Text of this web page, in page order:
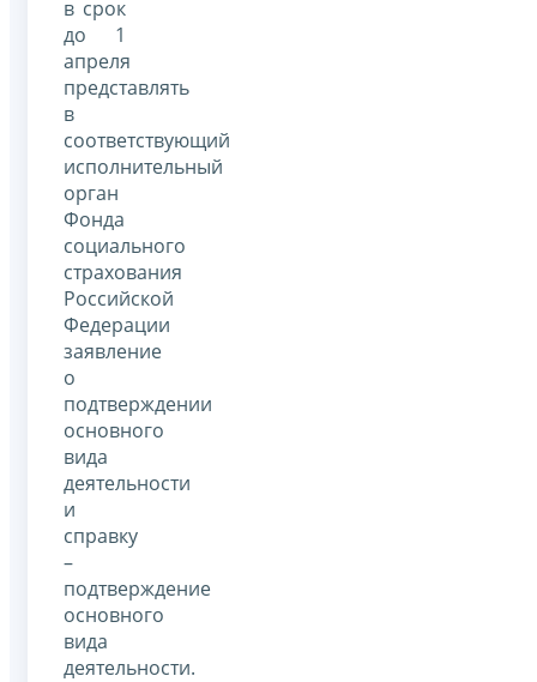
в срок
до 1
апреля
представлять
в
соответствующий
исполнительный
орган
Фонда
социального
страхования
Российской
Федерации
заявление
о
подтверждении
основного
вида
деятельности
и
справку
–
подтверждение
основного
вида
деятельности.